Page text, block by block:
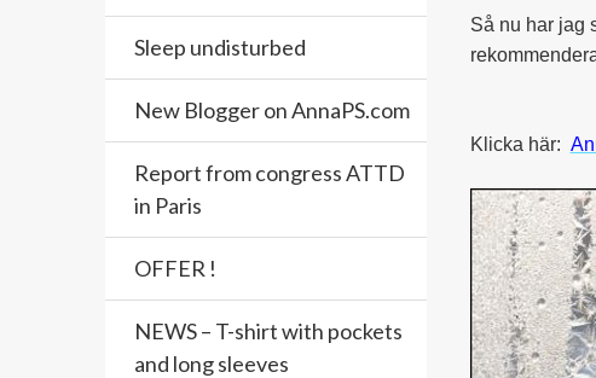
Så nu har jag
Klicka här:
Sleep undisturbed
New Blogger on AnnaPS.com
Report from congress ATTD
in Paris
OFFER !
NEWS – T-shirt with pockets
and long sleeves